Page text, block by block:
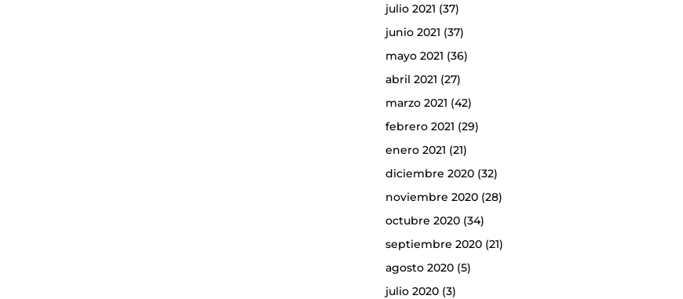
julio 2021 (37)
junio 2021 (37)
mayo 2021 (36)
abril 2021 (27)
marzo 2021 (42)
febrero 2021 (29)
enero 2021 (21)
diciembre 2020(32)
noviembre 2020(28)
octubre 2020(34)
septiembre 2020(21)
agosto 2020(5)
julio 2020(3)